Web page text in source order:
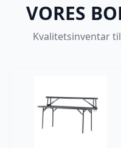
VORES
Kvalitetsinventar